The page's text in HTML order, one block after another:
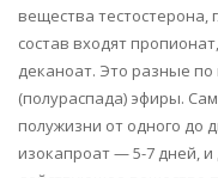
вещества тестостерона,
состав входят
деканоат. Это разные
(полураспада) эфиры.
полужизни от одного до
изокапроат — 5-7 дней,